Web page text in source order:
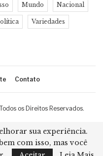
Mundo Nacional
Variedades
Contato
os Direitos Reservados.
Cristiansua experiência.
com isso, mas você